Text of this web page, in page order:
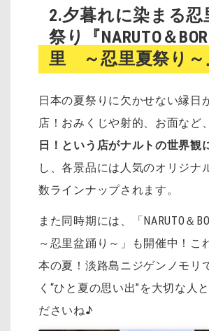
2.夕暮れに染まる忍
祭り『NARUTO＆
里 ～忍里夏祭り～
日本の夏祭りに欠かせない縁日
店！おみくじや射的、お面など、
日！という店がナルトの世界観
し、各景品には人気のオリジナ
数ラインナップされます。
また同時期には、「NARUTO＆
～忍里盆踊り～」も開催中！こ
本の夏！淡路島ニジゲンノモリ
く“ひと夏の思い出”を大切な人
ださいね♪